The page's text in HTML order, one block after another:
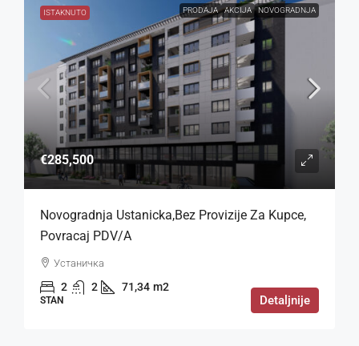
ISTAKNUTO PRODAJA AKCIJA NOVOGRADNJA
€285,500
Novogradnja Ustanicka,bez Provizije Za Kupce,
Povracaj PDV/a
Устаничка
2 2 71,34 m2
STAN Detaljnije